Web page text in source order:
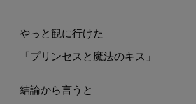
やっと観に行けた
「プリンセスと魔法のキス」
結論から言うと